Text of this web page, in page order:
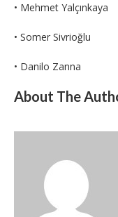
• Mehmet Yalçınkaya
• Somer Sivrioğlu
• Danilo Zanna
About The